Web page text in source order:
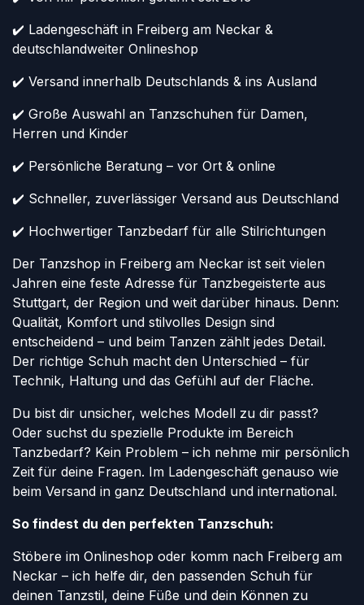
✔️ Ladengeschäft in Freiberg am Neckar &
deutschlandweiter Onlineshop
✔️ Versand innerhalb Deutschlands & ins Ausland
✔️ Große Auswahl an Tanzschuhen für Damen,
Herren und Kinder
✔️ Persönliche Beratung – vor Ort & online
✔️ Schneller, zuverlässiger Versand aus Deutschland
✔️ Hochwertiger Tanzbedarf für alle Stilrichtungen
Der Tanzshop in Freiberg am Neckar ist seit vielen
Jahren eine feste Adresse für Tanzbegeisterte aus
Stuttgart, der Region und weit darüber hinaus. Denn:
Qualität, Komfort und stilvolles Design sind
entscheidend – und beim Tanzen zählt jedes Detail.
Der richtige Schuh macht den Unterschied – für
Technik, Haltung und das Gefühl auf der Fläche.
Du bist dir unsicher, welches Modell zu dir passt?
Oder suchst du spezielle Produkte im Bereich
Tanzbedarf? Kein Problem – ich nehme mir persönlich
Zeit für deine Fragen. Im Ladengeschäft genauso wie
beim Versand in ganz Deutschland und international.
So findest du den perfekten Tanzschuh:
Stöbere im Onlineshop oder komm nach Freiberg am
Neckar – ich helfe dir, den passenden Schuh für
deinen Tanzstil, deine Füße und dein Können zu